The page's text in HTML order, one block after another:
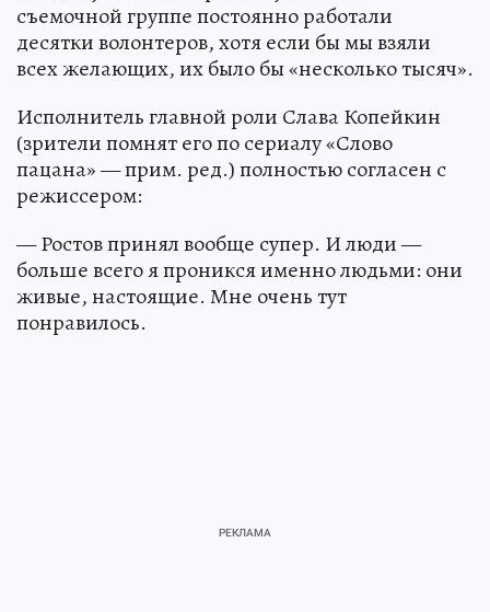
съемочной группе постоянно работали
десятки волонтеров, хотя если бы мы взяли
всех желающих, их было бы «несколько тысяч».
Исполнитель главной роли Слава Копейкин
(зрители помнят его по сериалу «Слово
пацана» — прим. ред.) полностью согласен с
режиссером:
— Ростов принял вообще супер. И люди —
больше всего я проникся именно людьми: они
живые, настоящие. Мне очень тут
понравилось.